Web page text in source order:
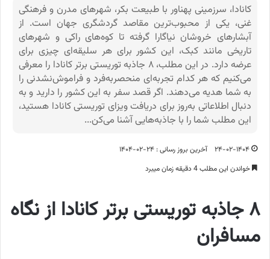
کانادا، سرزمینی پهناور با طبیعت بکر، شهرهای مدرن و فرهنگی
غنی، یکی از محبوب‌ترین مقاصد گردشگری جهان است. از
آبشارهای خروشان نیاگارا گرفته تا کوه‌های راکی و شهرهای
تاریخی مانند کبک، این کشور برای هر سلیقه‌ای چیزی برای
عرضه دارد. در این مطلب، ۸ جاذبه توریستی برتر کانادا را معرفی
می‌کنیم که هر کدام تجربه‌ای منحصربه‌فرد و فراموش‌نشدنی را
به شما هدیه می‌دهند. اگر قصد سفر به این کشور را دارید و به
دنبال اطلاعاتی به‌روز برای دریافت ویزای توریستی کانادا هستید،
این مطلب شما را با جاذبه‌هایی آشنا می‌کن...
۲۴-۰۲-۱۴۰۴
آخرین بروز رسانی : ۲۴-۰۲-۱۴۰۴
خواندن این مطلب 4 دقیقه زمان میبرد
۸ جاذبه توریستی برتر کانادا از نگاه
مسافران